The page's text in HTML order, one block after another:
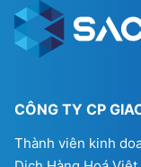
CÔNG TY CP
Thành viên kinh